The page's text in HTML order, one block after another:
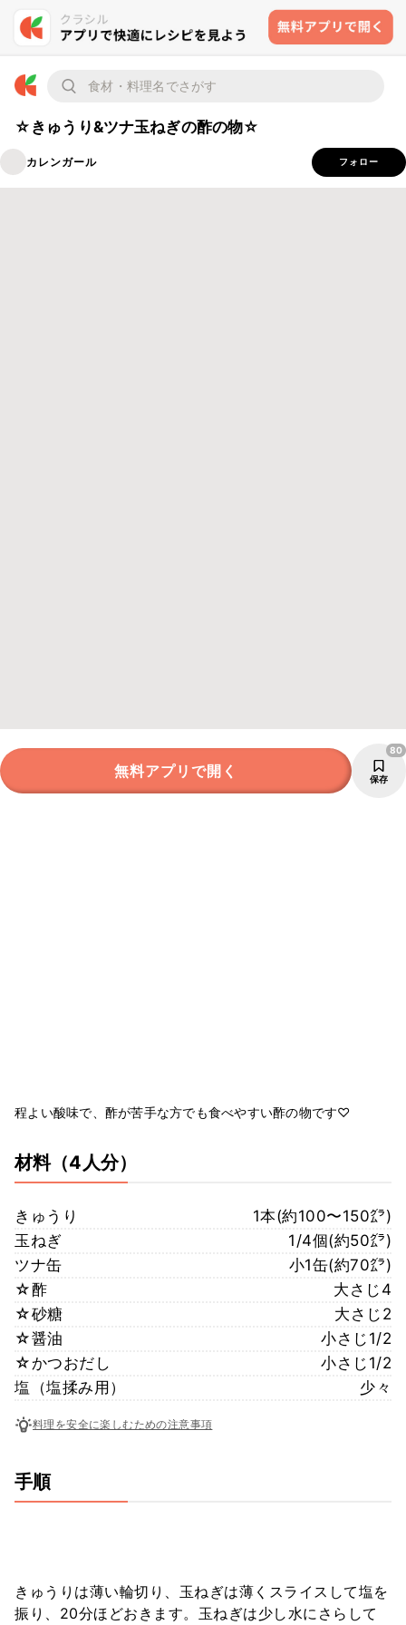
☆きゅうり&ツナ玉ねぎの酢の物☆
カレンガール フォロー
無料アプリで開く 保存
80
程よい酸味で、酢が苦手な方でも食べやすい酢の物です♡
材料（4人分）
きゅうり
1本(約100〜150㌘)
玉ねぎ
1/4個(約50㌘)
ツナ缶
小1缶(約70㌘)
☆酢
大さじ4
☆砂糖
大さじ2
☆醤油
小さじ1/2
☆かつおだし
小さじ1/2
塩（塩揉み用）
少々
料理を安全に楽しむための注意事項
手順
きゅうりは薄い輪切り、玉ねぎは薄くスライスして塩を
振り、20分ほどおきます。玉ねぎは少し水にさらして